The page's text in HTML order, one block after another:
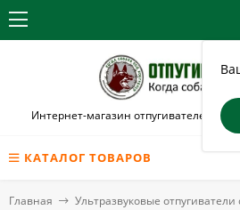
Интернет-магазин отпугивателей
КАТАЛОГ ТОВАРОВ
Главная Ультразвуковые отпугиватели